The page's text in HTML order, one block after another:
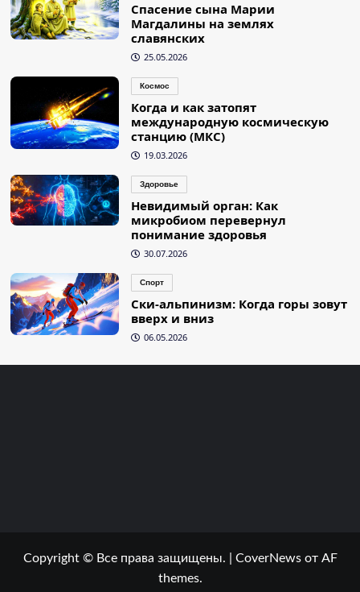
Спасение сына Марии
Магдалины на землях
славянских
25.05.2026
Космос
Когда и как затопят
международную космическую
станцию (МКС)
19.03.2026
Здоровье
Невидимый орган: Как
микробиом перевернул
понимание здоровья
30.07.2026
Спорт
Ски-альпинизм: Когда горы зовут
вверх и вниз
06.05.2026
Copyright © Все права защищены. CoverNewsот AF
themes.